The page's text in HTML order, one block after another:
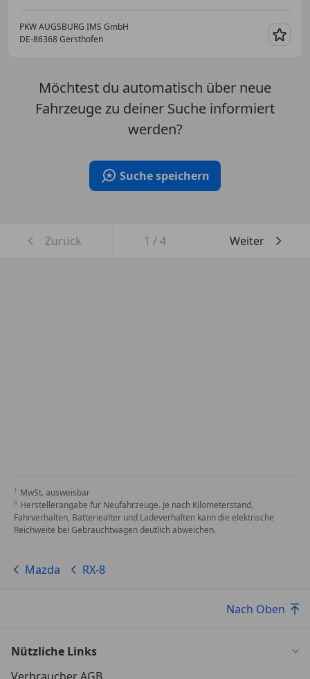
PKW AUGSBURG IMS GmbH
DE-86368 Gersthofen
Möchtest du automatisch über neue
Fahrzeuge zu deiner Suche informiert
werden?
Suche speichern
Zurück 1 /4 Weiter
MwSt. ausweisbar
Herstellerangabe für Neufahrzeuge. Je nach Kilometerstand,
Fahrverhalten, Batteriealter und Ladeverhalten kann die elektrische
Reichweite bei Gebrauchtwagen deutlich abweichen.
Mazda RX-8
Nach Oben
Nützliche Links